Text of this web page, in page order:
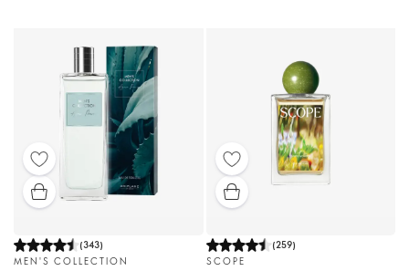
(343)
MEN'S COLLECTION
(259)
SCOPE